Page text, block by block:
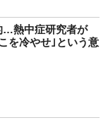
…熱中症研究者が
を冷やせ｣という意